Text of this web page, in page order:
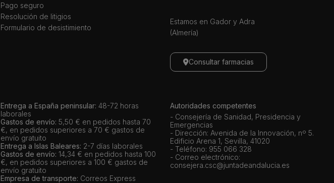
Pago seguro
Resolución de litigios
Formulario de desistimiento
Estamos en Gador y Adra
(Almería)
Consultar farmacias
Entrega a España peninsular: 48-72 horas
laborales
Gastos de envío: 5,50 € en pedidos hasta 70
€, en pedidos superiores a 70 € gastos de
envío gratuito
Entrega a Islas Baleares: 2-7 días laborales
Gastos de envío: 14,34 € en pedidos hasta 100
€, en pedidos superiores a 100 € gastos de
envío gratuito
Empresa de transporte: Correos Express
Autoridades competentes
- Consejería de Sanidad, Presidencia y
Emergencias
- Dirección: Avenida de la Innovación, nº 5.
Edificio Arena 1, Sevilla, 41020
- Teléfono: 955 066 328
- Correo electrónico:
consejera.csc@juntadeandalucia.es